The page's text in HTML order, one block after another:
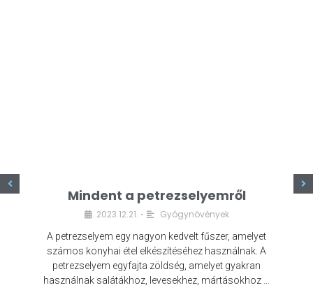
Mindent a petrezselyemről
2023.12.21. • Gyógynövények
A petrezselyem egy nagyon kedvelt fűszer, amelyet
számos konyhai étel elkészítéséhez használnak. A
petrezselyem egyfajta zöldség, amelyet gyakran
használnak salátákhoz, levesekhez, mártásokhoz …